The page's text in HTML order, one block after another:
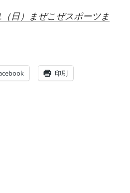
（日）まぜこぜスポーツま
印刷